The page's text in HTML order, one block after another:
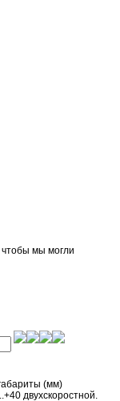
мы могли
(мм)
двухскоростной.